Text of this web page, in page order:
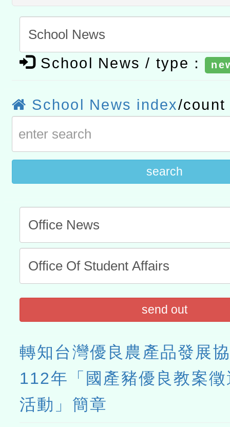
「數位內容與教學軟體線
t」
有關大陸委員會函釋公務
赴陸應申請許可一案
轉知經濟部水利署委託財
位及節水達人選拔活動」
市孔廟祈福系列活動—儒
航」
2026年桃園地景藝術節教
School News / type：
School News index/count
search
send out
轉知台灣優良農產品發展
112年「國產豬優良教案
活動」簡章